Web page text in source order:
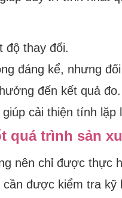
độ thay đổi.
đáng kể, nhưng
đến kết quả đo.
cải thiện tính lặp
quá trình sản
nên chỉ được thực
được kiểm tra